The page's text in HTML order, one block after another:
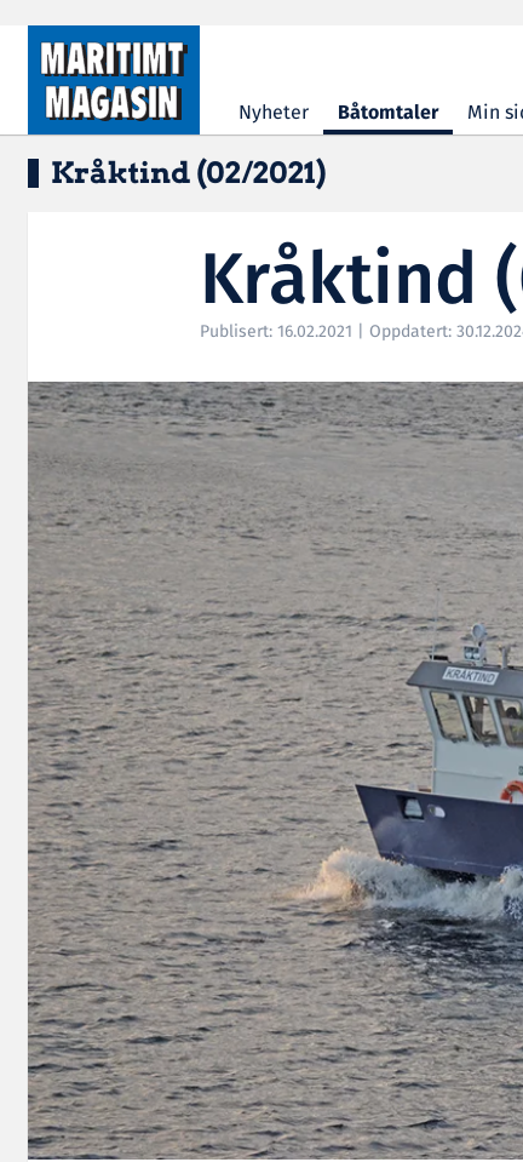
Hopp til hovedinnhold
Nyheter Båtomtaler Min
Kråktind (02/2021)
Kråktind
Publisert: 16.02.2021 | Oppdatert: